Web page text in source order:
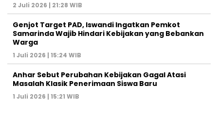
2 Juli 2026 | 21:28 WIB
Genjot Target PAD, Iswandi Ingatkan Pemkot
Samarinda Wajib Hindari Kebijakan yang Bebankan
Warga
1 Juli 2026 | 15:24 WIB
Anhar Sebut Perubahan Kebijakan Gagal Atasi
Masalah Klasik Penerimaan Siswa Baru
1 Juli 2026 | 15:21 WIB